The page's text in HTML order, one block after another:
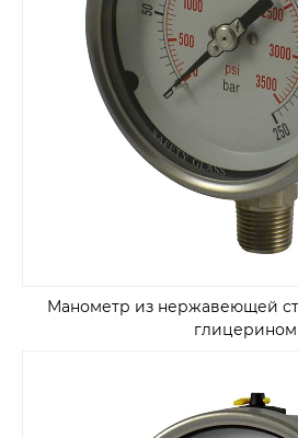
Манометр из нержавеющей
глицерином